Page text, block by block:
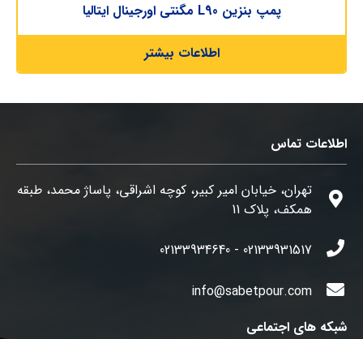
پمپ بنزین L90 مگنتی اورجینال ایتالیا
اطلاعات بیشتر
اطلاعات تماس
تهران، خیابان امیر کبیر، کوچه اشراقی، پاساژ محمد، طبقه
همکف، پلاک 11
02133931517 - 02133934640
info@sabetpour.com
شبکه های اجتماعی